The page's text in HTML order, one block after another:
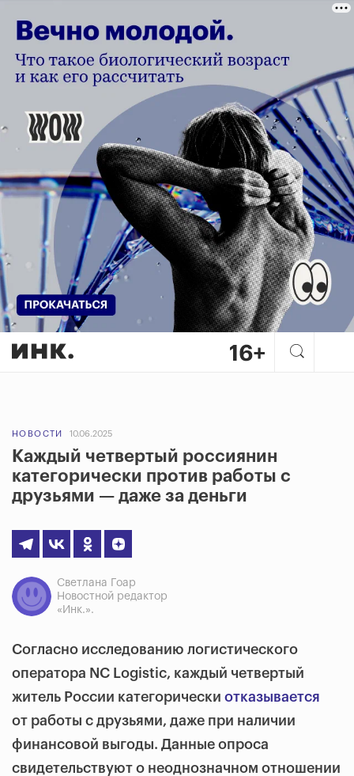
НОВОСТИ 10.06.2025
Каждый четвертый россиянин
категорически против работы с
друзьями — даже за деньги
Светлана Гоар
Новостной редактор
«Инк.».
Согласно исследованию логистического
оператора NC Logistic, каждый четвертый
житель России категорически отказывается
от работы с друзьями, даже при наличии
финансовой выгоды. Данные опроса
свидетельствуют о неоднозначном отношении